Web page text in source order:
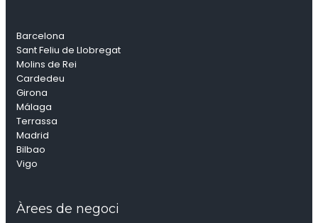
Barcelona
Sant Feliu de Llobregat
Molins de Rei
Cardedeu
Girona
Málaga
Terrassa
Madrid
Bilbao
Vigo
Àrees de negoci